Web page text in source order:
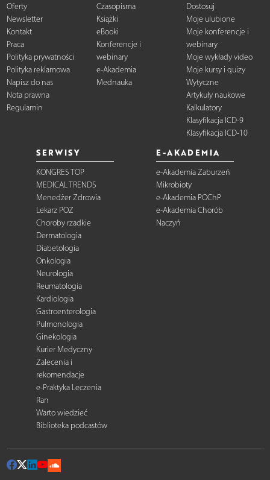
Oferty
Newsletter
Kontakt
Praca
Polityka prywatności
Polityka reklamowa
Napisz do nas
Nota prawna
Regulamin
Czasopisma
Książki
eBooki
Konferencje i
webinary
e-Akademia
Mednauka
Dostosuj
Moje ulubione
Moje konferencje i
webinary
Moje wykłady video
Moje kursy i quizy
Wytyczne
Artykuły naukowe
Kalkulatory
Klasyfikacja ICD-9
Klasyfikacja ICD-10
SERWISY
KONGRES TOP
MEDICAL TRENDS
Menedżer Zdrowia
Lekarz POZ
Choroby rzadkie
Dermatologia
Diabetologia
Onkologia
Neurologia
Reumatologia
Kardiologia
Gastroenterologia
Pulmonologia
Ginekologia
Kurier Medyczny
Zalecenia i
rekomendacje
e-Praktyka Leczenia
Ran
Warto wiedzieć
Biblioteka podcastów
E-AKADEMIA
e-Akademia Zaburzeń
Mikrobioty
e-Akademia POChP
e-Akademia Chorób
Naczyń